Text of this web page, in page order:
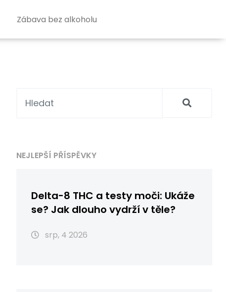
Zábava bez alkoholu
NEJLEPŠÍ PŘÍSPĚVKY
Delta-8 THC a testy moči: Ukáže
se? Jak dlouho vydrží v těle?
srp, 4 2026